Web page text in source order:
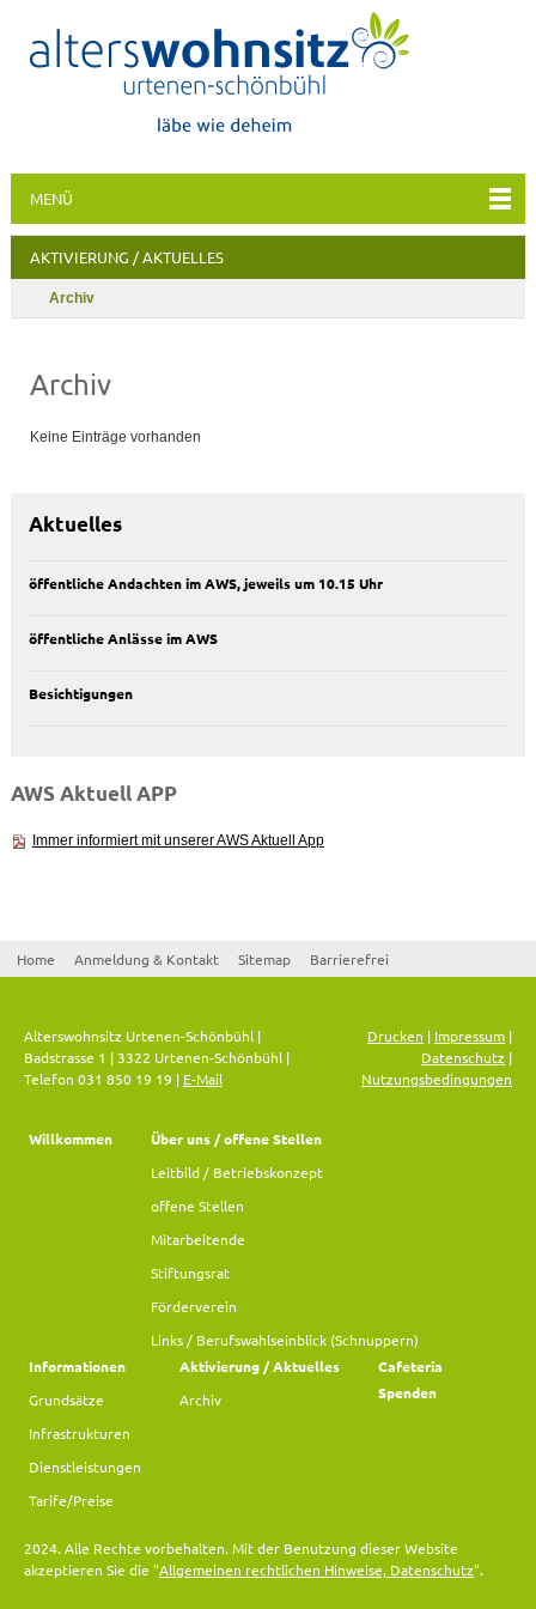
MENÜ
AKTIVIERUNG / AKTUELLES
Archiv
Archiv
Keine Einträge vorhanden
Aktuelles
öffentliche Andachten im AWS, jeweils um 10.15 Uhr
öffentliche Anlässe im AWS
Besichtigungen
AWS Aktuell APP
Immer informiert mit unserer AWS Aktuell App
Home Anmeldung & Kontakt Sitemap Barrierefrei
Alterswohnsitz Urtenen-Schönbühl |
Badstrasse 1 | 3322 Urtenen-Schönbühl |
Telefon 031 850 19 19 | E-Mail
Drucken | Impressum |
Datenschutz |
Nutzungsbedingungen
Willkommen
Über uns / offene Stellen
Leitbild / Betriebskonzept
offene Stellen
Mitarbeitende
Stiftungsrat
Förderverein
Links / Berufswahlseinblick (Schnuppern)
Informationen
Grundsätze
Infrastrukturen
Dienstleistungen
Tarife/Preise
Aktivierung / Aktuelles
Archiv
Cafeteria
Spenden
2024. Alle Rechte vorbehalten. Mit der Benutzung dieser Website
akzeptieren Sie die "Allgemeinen rechtlichen Hinweise, Datenschutz".